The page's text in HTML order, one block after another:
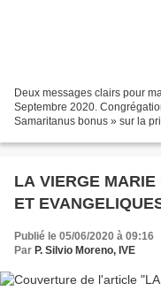
Deux messages clairs pour
Septembre 2020.
Samaritanus bonus » sur la
LA VIERGE
ET
Publié le 05/06/2020 à 09:16
Par P. Silvio Moreno, IVE